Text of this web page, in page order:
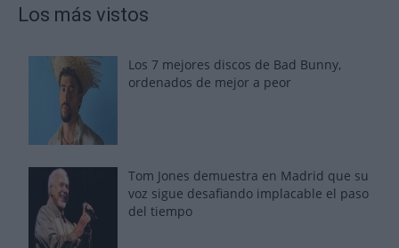
Los más vistos
Los 7 mejores discos de Bad Bunny,
ordenados de mejor a peor
Tom Jones demuestra en Madrid que su
voz sigue desafiando implacable el paso
del tiempo